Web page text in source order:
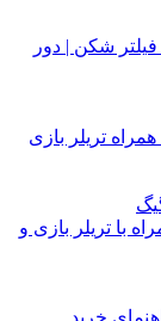
شکن | دور
رم زیر ۲ گیگ | به همراه تریلر بازی
رم زیر ۴ گیگ | همراه با تریلر بازی و